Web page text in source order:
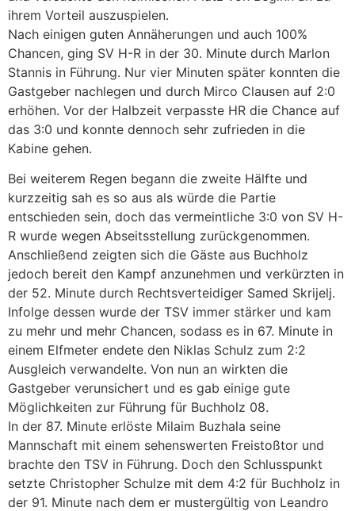
ihrem Vorteil auszuspielen.
Nach einigen guten Annäherungen und auch 100%
Chancen, ging SV H-R in der 30. Minute durch Marlon
Stannis in Führung. Nur vier Minuten später konnten die
Gastgeber nachlegen und durch Mirco Clausen auf 2:0
erhöhen. Vor der Halbzeit verpasste HR die Chance auf
das 3:0 und konnte dennoch sehr zufrieden in die
Kabine gehen.
Bei weiterem Regen begann die zweite Hälfte und
kurzzeitig sah es so aus als würde die Partie
entschieden sein, doch das vermeintliche 3:0 von SV H-
R wurde wegen Abseitsstellung zurückgenommen.
Anschließend zeigten sich die Gäste aus Buchholz
jedoch bereit den Kampf anzunehmen und verkürzten in
der 52. Minute durch Rechtsverteidiger Samed Skrijelj.
Infolge dessen wurde der TSV immer stärker und kam
zu mehr und mehr Chancen, sodass es in 67. Minute in
einem Elfmeter endete den Niklas Schulz zum 2:2
Ausgleich verwandelte. Von nun an wirkten die
Gastgeber verunsichert und es gab einige gute
Möglichkeiten zur Führung für Buchholz 08.
In der 87. Minute erlöste Milaim Buzhala seine
Mannschaft mit einem sehenswerten Freistoßtor und
brachte den TSV in Führung. Doch den Schlusspunkt
setzte Christopher Schulze mit dem 4:2 für Buchholz in
der 91. Minute nach dem er mustergültig von Leandro